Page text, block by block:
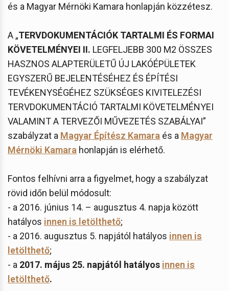
és a Magyar Mérnöki Kamara honlapján közzétesz.
A „TERVDOKUMENTÁCIÓK TARTALMI ÉS FORMAI
KÖVETELMÉNYEI II. LEGFELJEBB 300 M2 ÖSSZES
HASZNOS ALAPTERÜLETŰ ÚJ LAKÓÉPÜLETEK
EGYSZERŰ BEJELENTÉSÉHEZ ÉS ÉPÍTÉSI
TEVÉKENYSÉGÉHEZ SZÜKSÉGES KIVITELEZÉSI
TERVDOKUMENTÁCIÓ TARTALMI KÖVETELMÉNYEI
VALAMINT A TERVEZŐI MŰVEZETÉS SZABÁLYAI”
szabályzat a Magyar Építész Kamara és a Magyar
Mérnöki Kamara honlapján is elérhető.
Fontos felhívni arra a figyelmet, hogy a szabályzat
rövid időn belül módosult:
- a 2016. június 14. – augusztus 4. napja között
hatályos innen is letölthető;
- a 2016. augusztus 5. napjától hatályos innen is
letölthető;
- a 2017. május 25. napjától hatályos innen is
letölthető.